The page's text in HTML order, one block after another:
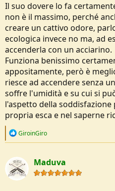
Il suo dovere lo fa
non è il massimo, perché
creare un cattivo odore,
ecologica invece no ma, ad
accenderla con un acciarino.
Funziona benissimo
appositamente, però è
riesce ad accendere senza
soffre l'umidità e su cui si
l'aspetto della soddisfazione
propria esca e nel saperne
R
c
t
i
o
GiroinGiro
Maduva